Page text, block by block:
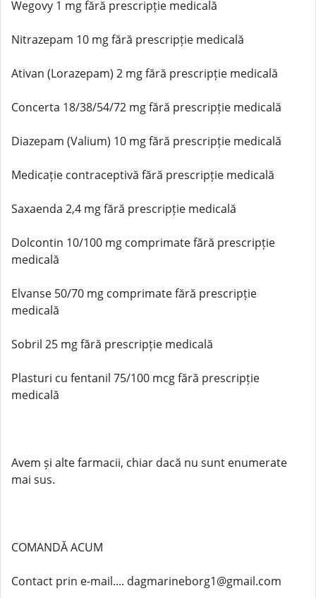
Wegovy 1 mg fără prescripție medicală
Nitrazepam 10 mg fără prescripție medicală
Ativan (Lorazepam) 2 mg fără prescripție medicală
Concerta 18/38/54/72 mg fără prescripție medicală
Diazepam (Valium) 10 mg fără prescripție medicală
Medicație contraceptivă fără prescripție medicală
Saxaenda 2,4 mg fără prescripție medicală
Dolcontin 10/100 mg comprimate fără prescripție
medicală
Elvanse 50/70 mg comprimate fără prescripție
medicală
Sobril 25 mg fără prescripție medicală
Plasturi cu fentanil 75/100 mcg fără prescripție
medicală
Avem și alte farmacii, chiar dacă nu sunt enumerate
mai sus.
COMANDĂ ACUM
Contact prin e-mail.... dagmarineborg1@gmail.com